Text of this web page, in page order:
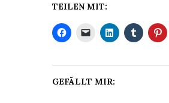
TEILEN MIT:
GEFÄLLT MIR: